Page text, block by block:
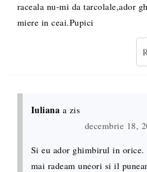
raceala nu-mi da tarcolale,ador
miere in ceai.Pupici
Iuliana a zis
decembrie 18,
Si eu ador ghimbirul in orice.
mai radeam uneori si il